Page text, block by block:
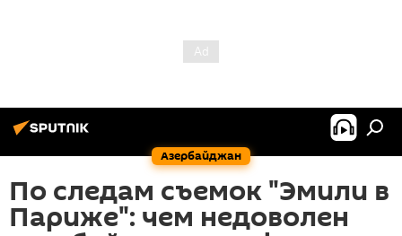
Азербайджан
По следам съемок "Эмили в
Париже": чем недоволен